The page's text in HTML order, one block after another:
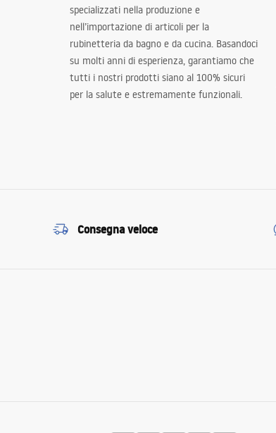
specializzati nella produzione e
nell’importazione di articoli per la
rubinetteria da bagno e da cucina. Basandoci
su molti anni di esperienza, garantiamo che
tutti i nostri prodotti siano al 100% sicuri
per la salute e estremamente funzionali.
Consegna veloce